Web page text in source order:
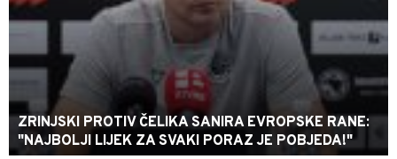
ZRINJSKI PROTIV ČELIKA SANIRA EVROPSKE RANE:
"NAJBOLJI LIJEK ZA SVAKI PORAZ JE POBJEDA!"